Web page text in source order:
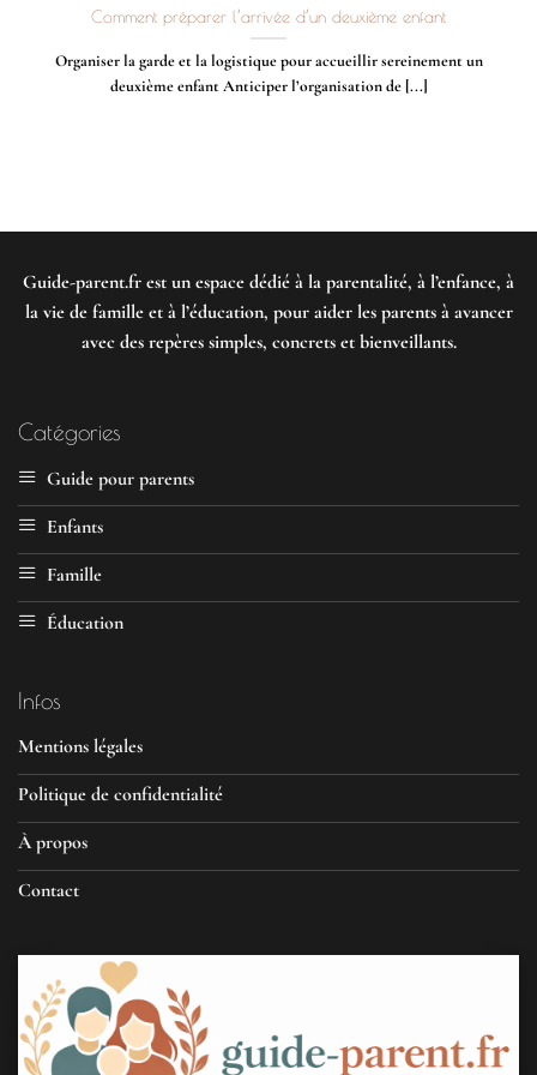
Comment préparer l’arrivée d’un deuxième enfant
Organiser la garde et la logistique pour accueillir sereinement un
deuxième enfant Anticiper l’organisation de [...]
Guide-parent.fr est un espace dédié à la parentalité, à l’enfance, à
la vie de famille et à l’éducation, pour aider les parents à avancer
avec des repères simples, concrets et bienveillants.
Catégories
Guide pour parents
Enfants
Famille
Éducation
Infos
Mentions légales
Politique de confidentialité
À propos
Contact